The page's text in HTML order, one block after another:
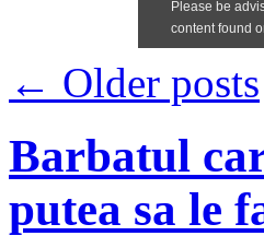
← Older posts
Barbatul
putea sa le